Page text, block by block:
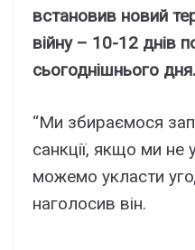
встановив новий
війну – 10-12 днів
сьогоднішнього дня.
“Ми збираємося
санкції, якщо ми
можемо укласти
наголосив він.